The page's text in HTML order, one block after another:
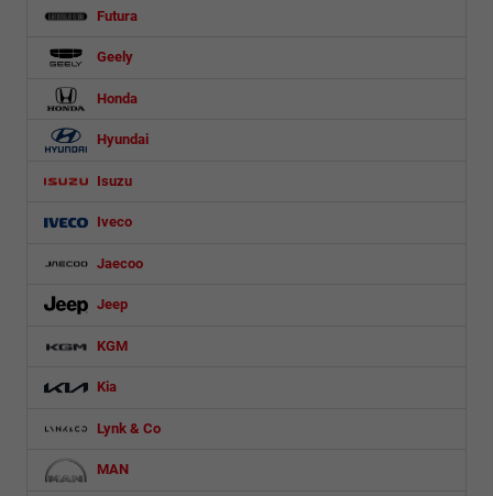
Futura
Geely
Honda
Hyundai
Isuzu
Iveco
Jaecoo
Jeep
KGM
Kia
Lynk & Co
MAN